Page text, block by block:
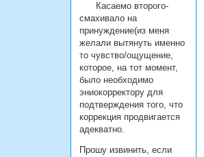
Касаемо второго-
смахивало на
принуждение(из меня
желали вытянуть именно
то чувство/ощущение,
которое, на тот момент,
было необходимо
эниокорректору для
подтверждения того, что
коррекция продвигается
адекватно.
Прошу извинить, если